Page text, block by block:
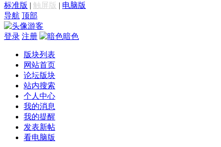
标准版 | 触屏版 | 电脑版
导航 顶部
游客
登录 注册 暗色
版块列表
网站首页
论坛版块
站内搜索
个人中心
我的消息
我的提醒
发表新帖
看电脑版